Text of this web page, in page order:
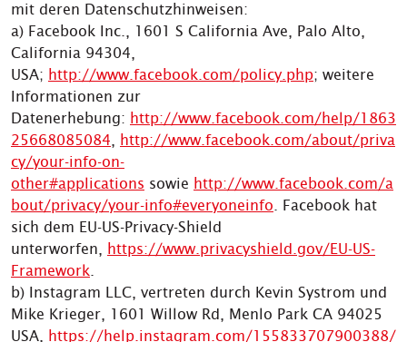
mit deren Datenschutzhinweisen:
a) Facebook Inc., 1601 S California Ave, Palo Alto,
California 94304,
USA; http://www.facebook.com/policy.php; weitere
Informationen zur
Datenerhebung: http://www.facebook.com/help/1863
25668085084, http://www.facebook.com/about/priva
cy/your-info-on-
other#applications sowie http://www.facebook.com/a
bout/privacy/your-info#everyoneinfo. Facebook hat
sich dem EU-US-Privacy-Shield
unterworfen, https://www.privacyshield.gov/EU-US-
Framework.
b) Instagram LLC, vertreten durch Kevin Systrom und
Mike Krieger, 1601 Willow Rd, Menlo Park CA 94025
USA, https://help.instagram.com/155833707900388/